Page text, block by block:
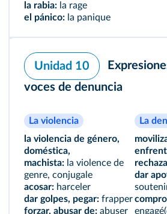
la rabia: la rage
el pánico: la panique
Unidad 10
voces de denuncia
La violencia
la violencia de género,
doméstica,
machista: la violence de
genre, conjugale
acosar: harceler
dar golpes, pegar: frapper
forzar, abusar de: abuser
La
dar